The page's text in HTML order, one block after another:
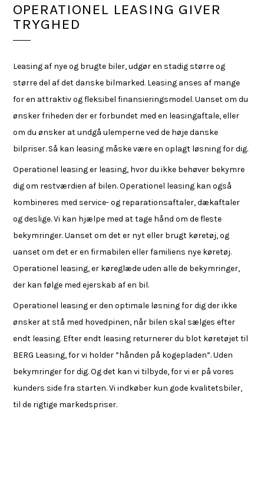
OPERATIONEL LEASING GIVER
TRYGHED
Leasing af nye og brugte biler, udgør en stadig større og
større del af det danske bilmarked. Leasing anses af mange
for en attraktiv og fleksibel finansieringsmodel. Uanset om du
ønsker friheden der er forbundet med en leasingaftale, eller
om du ønsker at undgå ulemperne ved de høje danske
bilpriser. Så kan leasing måske være en oplagt løsning for dig.
Operationel leasing er leasing, hvor du ikke behøver bekymre
dig om restværdien af bilen. Operationel leasing kan også
kombineres med service- og reparationsaftaler, dækaftaler
og deslige. Vi kan hjælpe med at tage hånd om de fleste
bekymringer. Uanset om det er nyt eller brugt køretøj, og
uanset om det er en firmabilen eller familiens nye køretøj.
Operationel leasing, er køreglæde uden alle de bekymringer,
der kan følge med ejerskab af en bil.
Operationel leasing er den optimale løsning for dig der ikke
ønsker at stå med hovedpinen, når bilen skal sælges efter
endt leasing. Efter endt leasing returnerer du blot køretøjet til
BERG Leasing, for vi holder ”hånden på kogepladen”. Uden
bekymringer for dig. Og det kan vi tilbyde, for vi er på vores
kunders side fra starten. Vi indkøber kun gode kvalitetsbiler,
til de rigtige markedspriser.